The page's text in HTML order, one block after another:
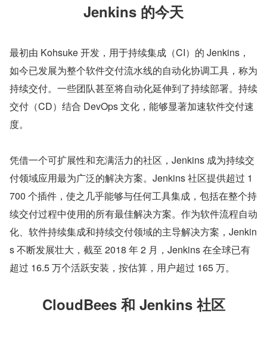
Jenkins 的今天
最初由 Kohsuke 开发，用于持续集成（CI）的 Jenkins，
如今已发展为整个软件交付流水线的自动化协调工具，称为
持续交付。一些团队甚至将自动化延伸到了持续部署。持续
交付（CD）结合 DevOps 文化，能够显著加速软件交付速
度。
凭借一个可扩展性和充满活力的社区，Jenkins 成为持续交
付领域应用最为广泛的解决方案。Jenkins 社区提供超过 1
700 个插件，使之几乎能够与任何工具集成，包括在整个持
续交付过程中使用的所有最佳解决方案。作为软件流程自动
化、软件持续集成和持续交付领域的主导解决方案，Jenkin
s 不断发展壮大，截至 2018 年 2 月，Jenkins 在全球已有
超过 16.5 万个活跃安装，按估算，用户超过 165 万。
CloudBees 和 Jenkins 社区